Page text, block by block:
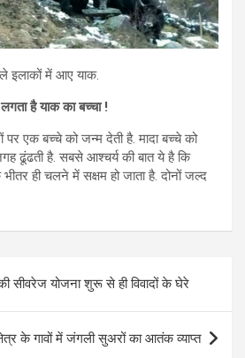
इलाकों में आए याक.
है याक का बच्चा !
पर एक बच्चे को जन्म देती है. मादा बच्चे को
ढूंढती है. सबसे आश्चर्य की बात ये है कि
ही चलने में सक्षम हो जाता है. दोनों जल्द
सीवरेज योजना शुरू से ही विवादों के घेरे
के गावों में जंगली सुअरों का आतंक व्याप्त